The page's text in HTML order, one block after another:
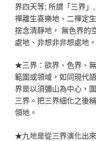
界四天等; 所謂「三界
禪離生喜樂地、二禪定
捨念清靜地， 無色界的
處地、非想非非想處地。
★三界：欲界、色界、
範圍或領域，如同現代
界是以須彌山為中心，
三界。把三界細化之後
領地。
★九地是從三界演化出